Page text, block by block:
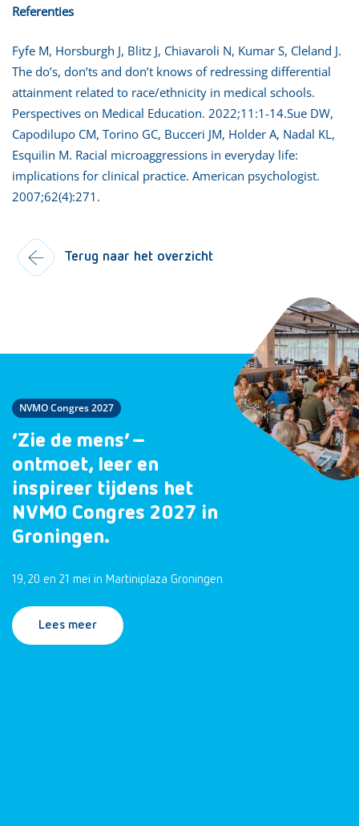
Referenties
Fyfe M, Horsburgh J, Blitz J, Chiavaroli N, Kumar S, Cleland J.
The do’s, don’ts and don’t knows of redressing differential
attainment related to race/ethnicity in medical schools.
Perspectives on Medical Education. 2022;11:1-14.Sue DW,
Capodilupo CM, Torino GC, Bucceri JM, Holder A, Nadal KL,
Esquilin M. Racial microaggressions in everyday life:
implications for clinical practice. American psychologist.
2007;62(4):271.
Terug naar het overzicht
NVMO Congres 2027
‘Zie de mens’ –
ontmoet, leer en
inspireer tijdens het
NVMO Congres 2027 in
Groningen.
19, 20 en 21 mei in Martiniplaza Groningen
Lees meer